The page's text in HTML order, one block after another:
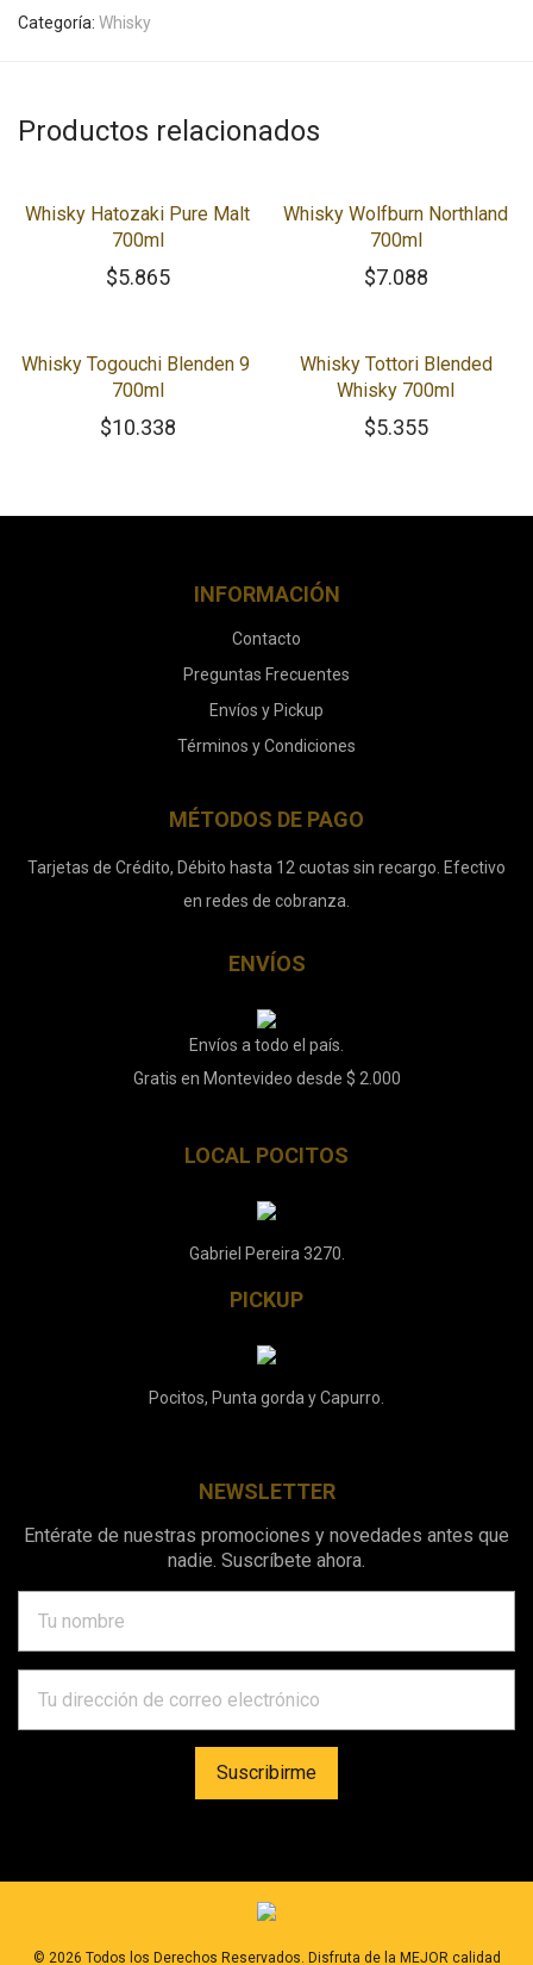
Categoría: Whisky
Productos relacionados
Whisky Hatozaki Pure Malt
700ml
$5.865
Whisky Wolfburn Northland
700ml
$7.088
Whisky Togouchi Blenden 9
700ml
$10.338
Whisky Tottori Blended
Whisky 700ml
$5.355
INFORMACIÓN
Contacto
Preguntas Frecuentes
Envíos y Pickup
Términos y Condiciones
MÉTODOS DE PAGO
Tarjetas de Crédito, Débito hasta 12 cuotas sin recargo. Efectivo
en redes de cobranza.
ENVÍOS
Envíos a todo el país.
Gratis en Montevideo desde $ 2.000
LOCAL POCITOS
Gabriel Pereira 3270.
PICKUP
Pocitos, Punta gorda y Capurro.
NEWSLETTER
Entérate de nuestras promociones y novedades antes que
nadie. Suscríbete ahora.
© 2026 Todos los Derechos Reservados. Disfruta de la MEJOR calidad